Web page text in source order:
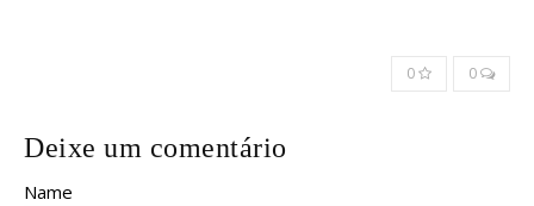
0 0
Deixe um comentário
Name